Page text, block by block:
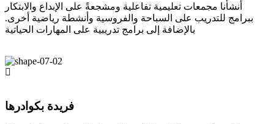
أنشأنا مجمعات تعليمية تفاعلية ومشجعةً على الإبداع والابتكار
ببرامج للتدريب على السباحة والفروسية وأنشطة رياضية أخرى.
بالإضافة إلى برامج تدريبية على المهارات الحياتية
فريدة بكوادرها